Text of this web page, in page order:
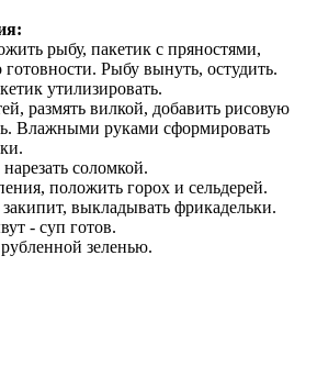
рыбу, пакетик с пряностями,
готовности. Рыбу вынуть, остудить.
утилизировать.
размять вилкой, добавить рисовую
Влажными руками сформировать
соломкой.
положить горох и сельдерей.
выкладывать фрикадельки.
- суп готов.
зеленью.